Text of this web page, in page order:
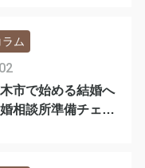
市で始める結婚へ
相談所準備チェッ
ラム